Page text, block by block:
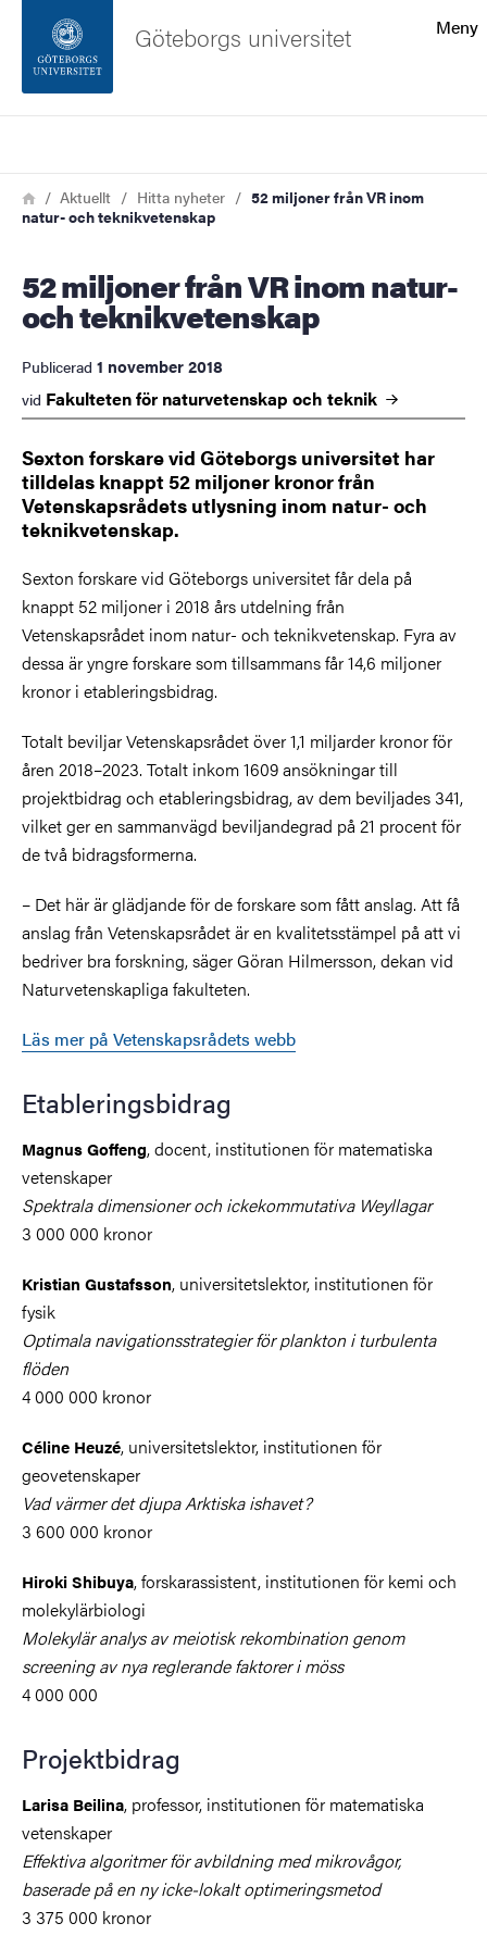
Sidfoten
Om webbplatsen
Meny
Göteborgs universitet
Länkstig
HemAktuellt Hitta nyheter
52 miljoner från VR inom
natur- och teknikvetenskap
52 miljoner från VR inom natur-
och teknikvetenskap
Publicerad 1 november 2018
vid Fakulteten för naturvetenskap och teknik
Sexton forskare vid Göteborgs universitet har
tilldelas knappt 52 miljoner kronor från
Vetenskapsrådets utlysning inom natur- och
teknikvetenskap.
Sexton forskare vid Göteborgs universitet får dela på
knappt 52 miljoner i 2018 års utdelning från
Vetenskapsrådet inom natur- och teknikvetenskap. Fyra av
dessa är yngre forskare som tillsammans får 14,6 miljoner
kronor i etableringsbidrag.
Totalt beviljar Vetenskapsrådet över 1,1 miljarder kronor för
åren 2018–2023. Totalt inkom 1609 ansökningar till
projektbidrag och etableringsbidrag, av dem beviljades 341,
vilket ger en sammanvägd beviljandegrad på 21 procent för
de två bidragsformerna.
– Det här är glädjande för de forskare som fått anslag. Att få
anslag från Vetenskapsrådet är en kvalitetsstämpel på att vi
bedriver bra forskning, säger Göran Hilmersson, dekan vid
Naturvetenskapliga fakulteten.
Läs mer på Vetenskapsrådets webb
Etableringsbidrag
Magnus Goffeng, docent, institutionen för matematiska
vetenskaper
Spektrala dimensioner och ickekommutativa Weyllagar
3 000 000 kronor
Kristian Gustafsson, universitetslektor, institutionen för
fysik
Optimala navigationsstrategier för plankton i turbulenta
flöden
4 000 000 kronor
Céline Heuzé, universitetslektor, institutionen för
geovetenskaper
Vad värmer det djupa Arktiska ishavet?
3 600 000 kronor
Hiroki Shibuya, forskarassistent, institutionen för kemi och
molekylärbiologi
Molekylär analys av meiotisk rekombination genom
screening av nya reglerande faktorer i möss
4 000 000
Projektbidrag
Larisa Beilina, professor, institutionen för matematiska
vetenskaper
Effektiva algoritmer för avbildning med mikrovågor,
baserade på en ny icke-lokalt optimeringsmetod
3 375 000 kronor